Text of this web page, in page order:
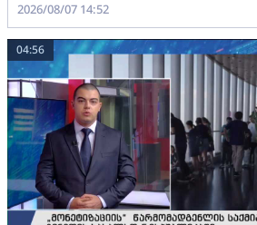
2026/08/07 14:52
04:56